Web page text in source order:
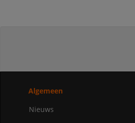
Algemeen
Nieuws